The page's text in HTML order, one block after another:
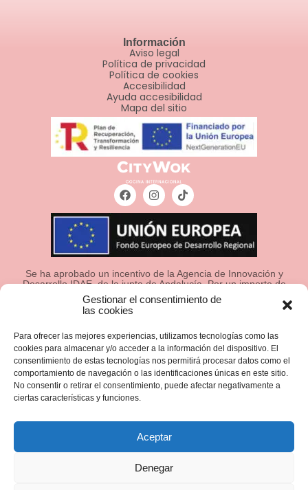
Gestionar el consentimiento de
las cookies
Para ofrecer las mejores experiencias, utilizamos tecnologías como las
cookies para almacenar y/o acceder a la información del dispositivo. El
consentimiento de estas tecnologías nos permitirá procesar datos como el
comportamiento de navegación o las identificaciones únicas en este sitio.
No consentir o retirar el consentimiento, puede afectar negativamente a
ciertas características y funciones.
Aceptar
Denegar
Información
Aviso legal
Política de privacidad
Política de cookies
Accesibilidad
Ayuda accesibilidad
Mapa del sitio
Se ha aprobado un incentivo de la Agencia de Innovación y
Desarrollo IDAE, de la junta de Andalucía, Por un importe de
13.274,38€ euros, cofinanciado en un 80% por la Unión
Europea a través del Fondo Europeo de Desarrollo
Regional, FEDER para la realización de un proyecto
“Garantizar un mejor uso de las tecnologías de la
información” .
WOK LEGANES 2018 SL, se les ha aprobado las siguientes
ayudas de la Unión Europea con cargo al Fondo Europeo
de Desarrollo Regional, dentro del Programa para el
desarrollo energético sostenible de la Junta de Andalucía en
1. WOK LEGANES 2018 SL – instalación fotovoltaica de